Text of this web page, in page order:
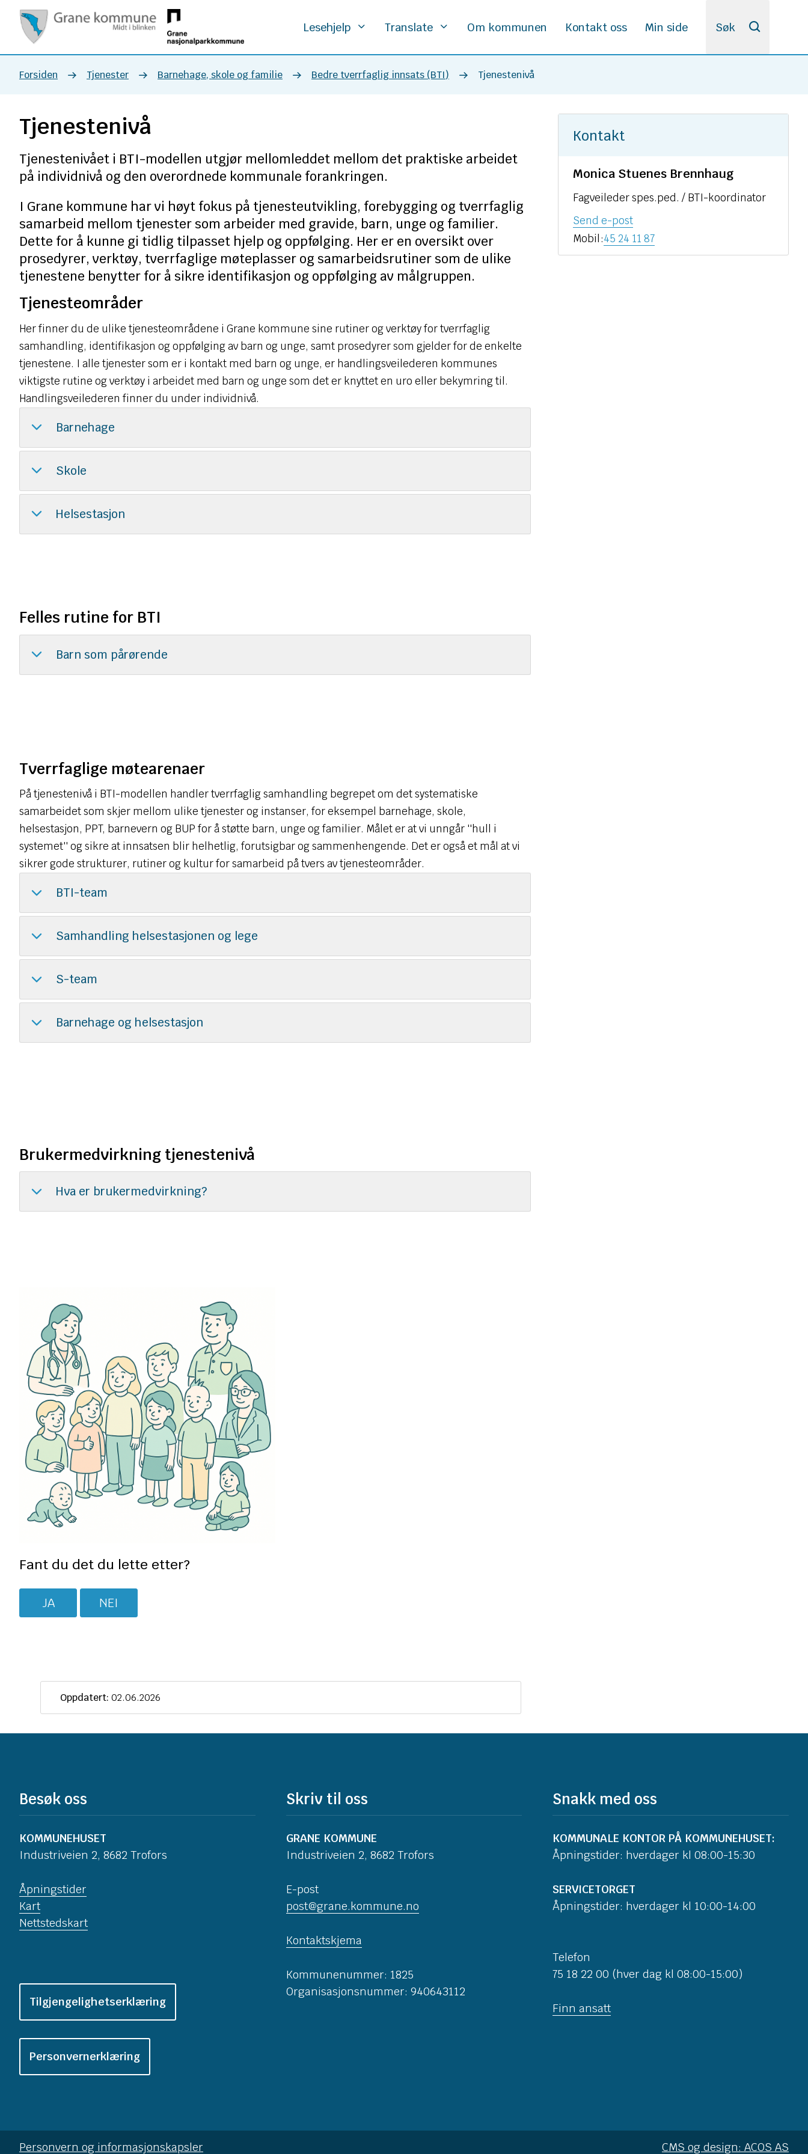
Grane
kommune
Lesehjelp Translate Om kommunen Kontakt oss Min side Søk
Du
her:
Forsiden Tjenester Barnehage, skole og familie Bedre tverrfaglig innsats (BTI) Tjenestenivå
Tjenestenivå
Tjenestenivået i BTI-modellen utgjør mellomleddet mellom det praktiske arbeidet
på individnivå og den overordnede kommunale forankringen.
I Grane kommune har vi høyt fokus på tjenesteutvikling, forebygging og tverrfaglig
samarbeid mellom tjenester som arbeider med gravide, barn, unge og familier.
Dette for å kunne gi tidlig tilpasset hjelp og oppfølging. Her er en oversikt over
prosedyrer, verktøy, tverrfaglige møteplasser og samarbeidsrutiner som de ulike
tjenestene benytter for å sikre identifikasjon og oppfølging av målgruppen.
Tjenesteområder
Her finner du de ulike tjenesteområdene i Grane kommune sine rutiner og verktøy for tverrfaglig
samhandling, identifikasjon og oppfølging av barn og unge, samt prosedyrer som gjelder for de enkelte
tjenestene. I alle tjenester som er i kontakt med barn og unge, er handlingsveilederen kommunes
viktigste rutine og verktøy i arbeidet med barn og unge som det er knyttet en uro eller bekymring til.
Handlingsveilederen finner du under individnivå.
Barnehage
Skole
Helsestasjon
Felles rutine for BTI
Barn som pårørende
Tverrfaglige møtearenaer
På tjenestenivå i BTI-modellen handler tverrfaglig samhandling begrepet om det systematiske
samarbeidet som skjer mellom ulike tjenester og instanser, for eksempel barnehage, skole,
helsestasjon, PPT, barnevern og BUP for å støtte barn, unge og familier. Målet er at vi unngår ''hull i
systemet'' og sikre at innsatsen blir helhetlig, forutsigbar og sammenhengende. Det er også et mål at vi
sikrer gode strukturer, rutiner og kultur for samarbeid på tvers av tjenesteområder.
BTI-team
Samhandling helsestasjonen og lege
S-team
Barnehage og helsestasjon
Brukermedvirkning tjenestenivå
Hva er brukermedvirkning?
Fant du det du lette etter?
JA NEI
Kontakt
Monica Stuenes Brennhaug
Fagveileder spes.ped. / BTI-koordinator
Send e-posttil
Monica
Stuenes
Brennhaug
Mobil45 24 11 87
Oppdatert: 02.06.2026
Besøk oss
KOMMUNEHUSET
Industriveien 2, 8682 Trofors
Åpningstider
Kart
Nettstedskart
Tilgjengelighetserklæring
Personvernerklæring
Skriv til oss
GRANE KOMMUNE
Industriveien 2, 8682 Trofors
E-post
post@grane.kommune.no
Kontaktskjema
Kommunenummer: 1825
Organisasjonsnummer: 940643112
Snakk med oss
KOMMUNALE KONTOR PÅ KOMMUNEHUSET:
Åpningstider: hverdager kl 08:00-15:30
SERVICETORGET
Åpningstider: hverdager kl 10:00-14:00
Telefon
75 18 22 00 (hver dag kl 08:00-15:00)
Finn ansatt
Personvern og informasjonskapsler CMS og design: ACOS AS